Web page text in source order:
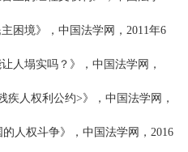
困境》，中国法学网，2011年6
人塌实吗？》，中国法学网，
疾人权利公约>》，中国法学网，
人权斗争》，中国法学网，2016